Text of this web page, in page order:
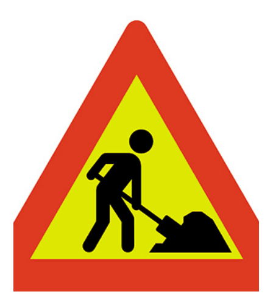
2 min read
Sakkyndig kontroll av maskiner, lifter og
trucker i Vestfold og Telemark – MTK
MTK Skolen tilbyr sakkyndig kontroll av maskiner, lifter, trucker og
løfteredskap i Vestfold og Telemark. Nemko-sertifisert virksomhet
med avdelinger i Skien og Tønsberg.